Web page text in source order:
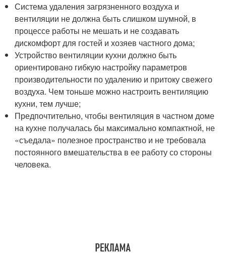
Система удаления загрязненного воздуха и
вентиляции не должна быть слишком шумной, в
процессе работы не мешать и не создавать
дискомфорт для гостей и хозяев частного дома;
Устройство вентиляции кухни должно быть
ориентировано гибкую настройку параметров
производительности по удалению и притоку свежего
воздуха. Чем тоньше можно настроить вентиляцию
кухни, тем лучше;
Предпочтительно, чтобы вентиляция в частном доме
на кухне получалась бы максимально компактной, не
«съедала» полезное пространство и не требовала
постоянного вмешательства в ее работу со стороны
человека.